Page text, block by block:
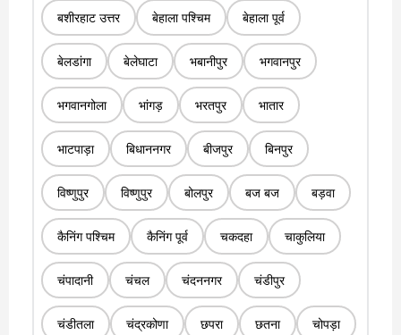
बशीरहाट उत्तर बेहाला पश्चिम बेहाला पूर्व
बेलडांगा बेलेघाटा भबानीपुर भगवानपुर
भगवानगोला भांगड़ भरतपुर भातार
भाटपाड़ा बिधाननगर बीजपुर बिनपुर
विष्णुपुर विष्णुपुर बोलपुर बज बज बड़वा
कैनिंग पश्चिम कैनिंग पूर्व चकदहा चाकुलिया
चंपादानी चंचल चंदननगर चंडीपुर
चंडीतला चंद्रकोणा छपरा छतना चोपड़ा